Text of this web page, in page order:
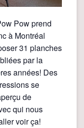
Pow prend
à Montréal
31 planches
par la
années! Des
se
de
qui nous
voir ça!